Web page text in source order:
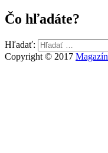
Čo hľadáte?
Hľadať:
Copyright © 2017